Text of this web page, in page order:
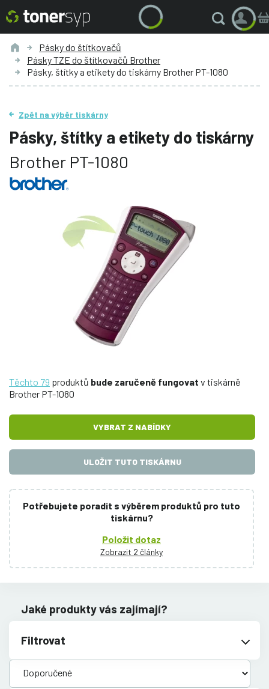
Pásky do štítkovačů
Pásky TZE do štítkovačů Brother
Pásky, štítky a etikety do tiskárny Brother PT-1080
Zpět na výběr tiskárny
Pásky, štítky a etikety do tiskárny
Brother PT-1080
Těchto 79 produktů bude zaručeně fungovat v tiskárně
Brother PT-1080
VYBRAT Z NABÍDKY
ULOŽIT TUTO TISKÁRNU
Potřebujete poradit s výběrem produktů pro tuto
tiskárnu?
Položit dotaz
Zobrazit 2 články
Jaké produkty vás zajímají?
Filtrovat